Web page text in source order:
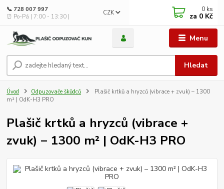
Menu
CZK
Hledat
📞 728 007 997
⏰ Po-Pá | 7:00 - 13:30 |
0 ks
za 0 Kč
Úvod Odpuzovače škůdců
Plašič krtků a hryzců (vibrace + zvuk) – 1300
m² | OdK-H3 PRO
Plašič krtků a hryzců (vibrace +
zvuk) – 1300 m² | OdK-H3 PRO